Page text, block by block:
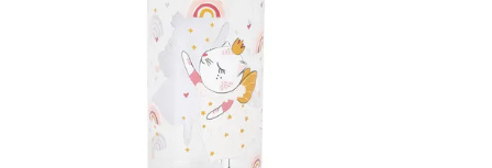
Cuisine et art de la table
Salle de bain et beauté